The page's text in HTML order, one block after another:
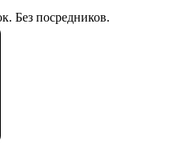
Без посредников.